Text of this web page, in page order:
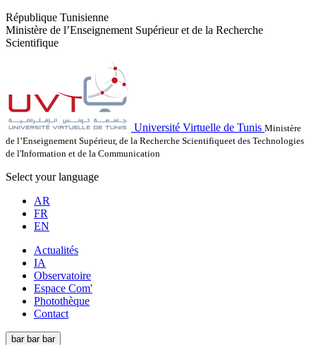
République Tunisienne
Ministère de l’Enseignement Supérieur et de la Recherche
Scientifique
Université Virtuelle de Tunis Ministère
de l’Enseignement Supérieur, de la Recherche Scientifiqueet des Technologies
de l'Information et de la Communication
Select your language
AR
FR
EN
Actualités
IA
Observatoire
Espace Com'
Photothèque
Contact
bar bar bar